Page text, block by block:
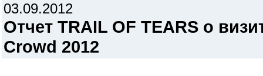
03.09.2012
Отчет TRAIL OF TEARS о
Crowd 2012